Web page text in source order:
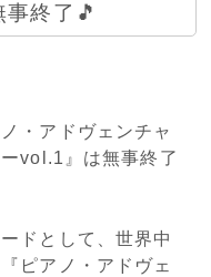
終了🎵
・アドヴェンチャ
vol.1』は無事終了
ドとして、世界中
ピアノ・アドヴェ